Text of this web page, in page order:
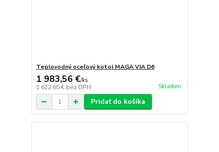
Teplovodný oceľový kotol MAGA VIA D6
1 983,56 €/ks
1 612,65 € bez DPH Skladom
Pridať do košíka